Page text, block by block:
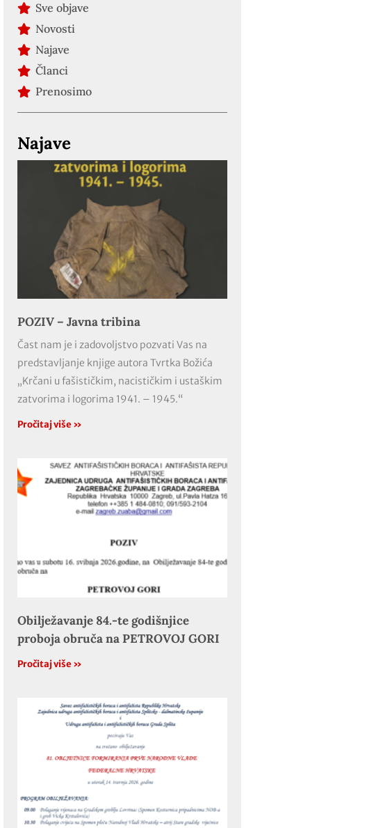
Sve objave
Novosti
Najave
Članci
Prenosimo
Najave
POZIV – Javna tribina
Čast nam je i zadovoljstvo pozvati Vas na
predstavljanje knjige autora Tvrtka Božića
„Krčani u fašističkim, nacističkim i ustaškim
zatvorima i logorima 1941. – 1945.“
Pročitaj više »
Obilježavanje 84.-te godišnjice
proboja obruča na PETROVOJ GORI
Pročitaj više »